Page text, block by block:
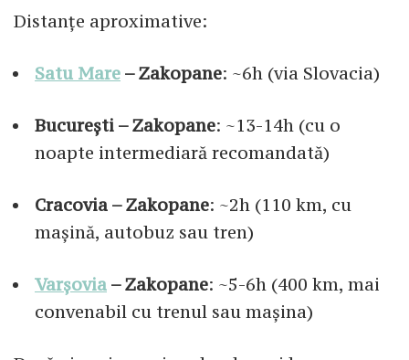
Distanțe aproximative:
Satu Mare – Zakopane: ~6h (via Slovacia)
București – Zakopane: ~13-14h (cu o
noapte intermediară recomandată)
Cracovia – Zakopane: ~2h (110 km, cu
mașină, autobuz sau tren)
Varșovia – Zakopane: ~5-6h (400 km, mai
convenabil cu trenul sau mașina)